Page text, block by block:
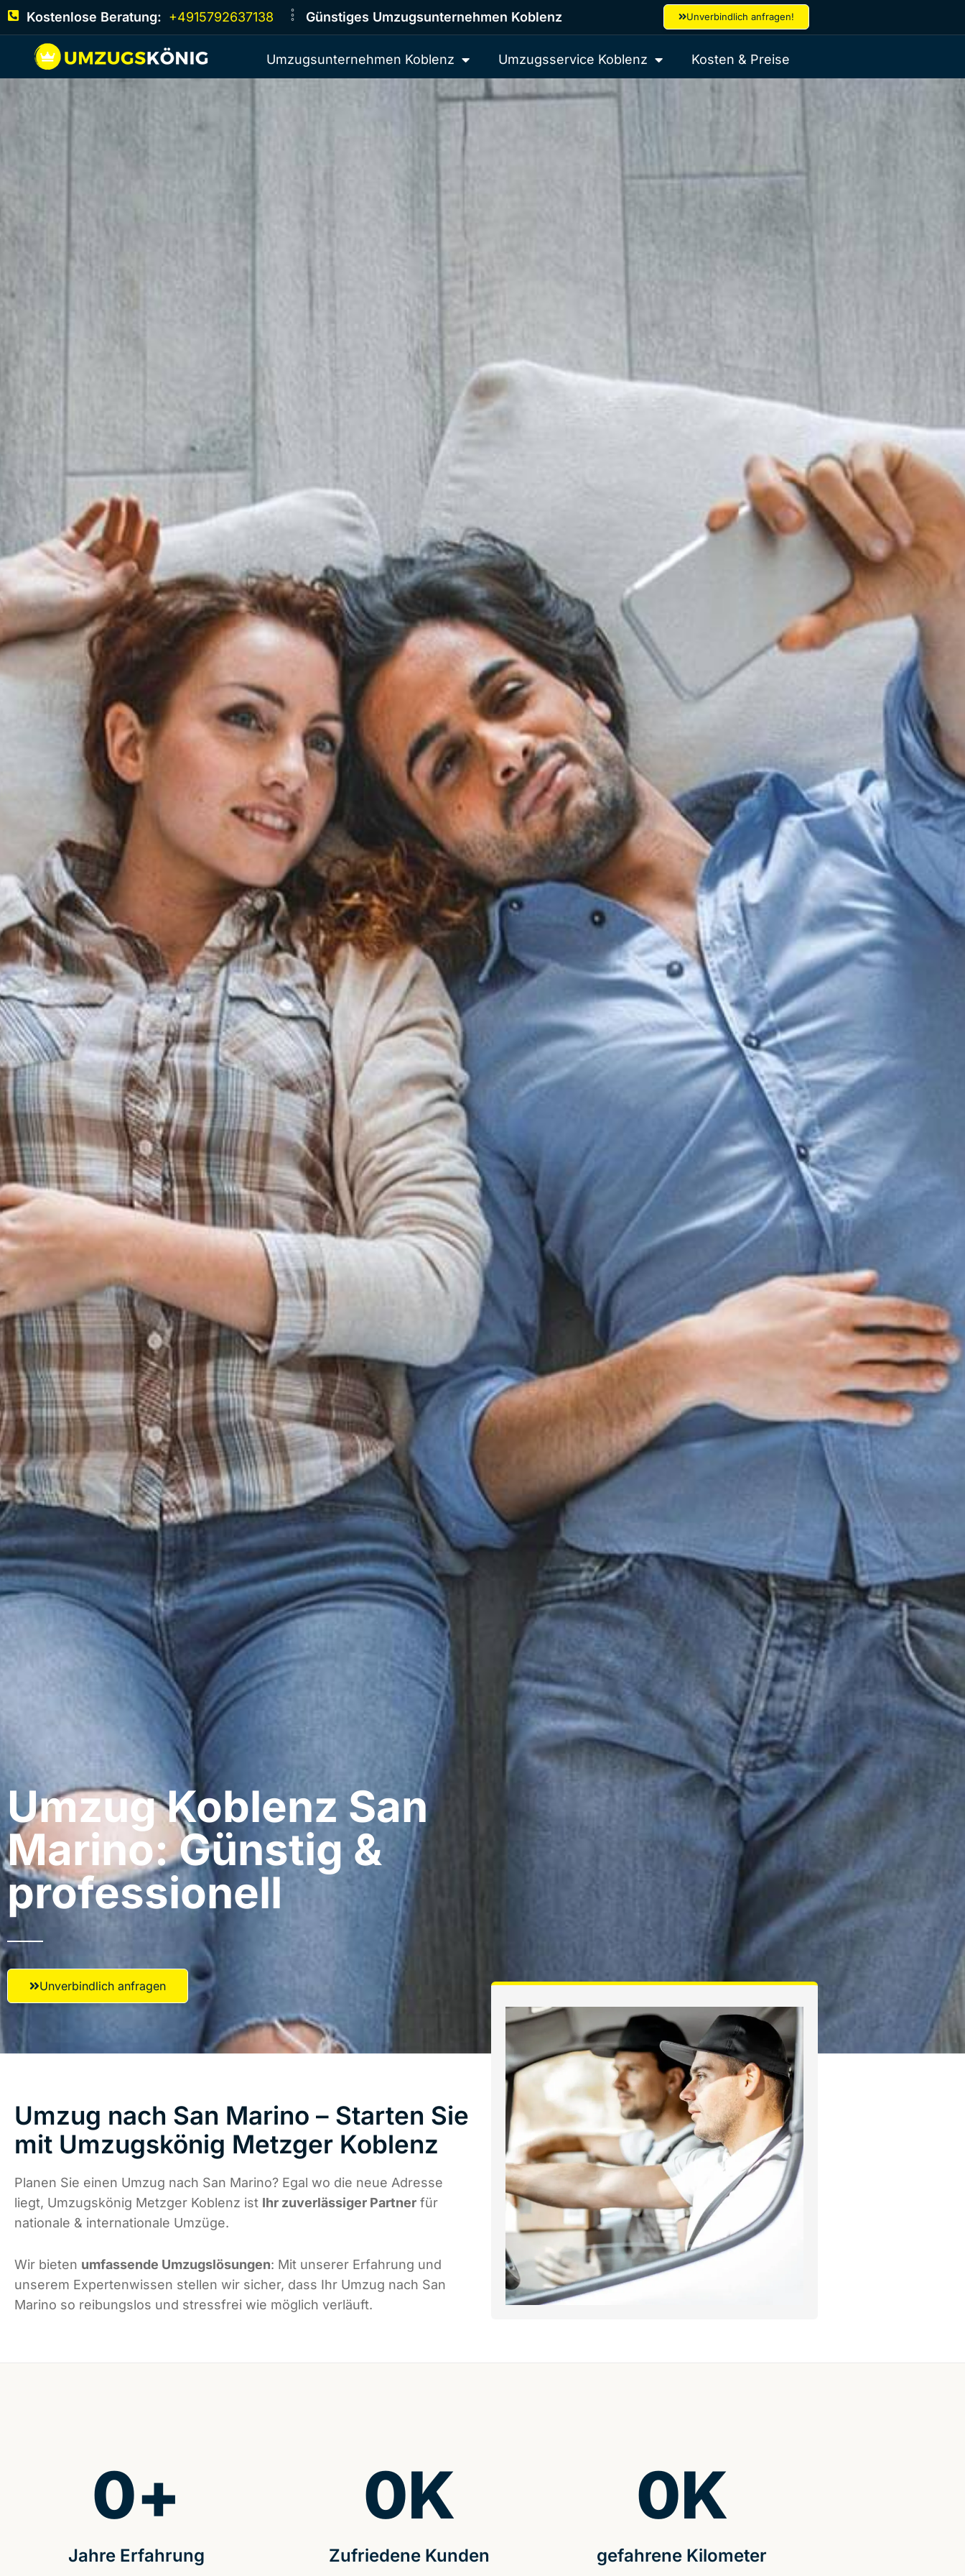
Kostenlose Beratung: +4915792637138 Günstiges Umzugsunternehmen Koblenz Unverbindlich anfragen!
Umzugsunternehmen Koblenz Umzugsservice Koblenz Kosten & Preise
Umzug Koblenz​ San
Marino: Günstig &
professionell​
Unverbindlich anfragen
Umzug nach San Marino – Starten Sie
mit Umzugskönig Metzger Koblenz
Planen Sie einen Umzug nach San Marino? Egal wo die neue Adresse
liegt, Umzugskönig Metzger Koblenz ist Ihr zuverlässiger Partner für
nationale & internationale Umzüge.
Wir bieten umfassende Umzugslösungen: Mit unserer Erfahrung und
unserem Expertenwissen stellen wir sicher, dass Ihr Umzug nach San
Marino so reibungslos und stressfrei wie möglich verläuft.
Jahre Erfahrung
0+
Zufriedene Kunden
0K
gefahrene Kilometer
0K